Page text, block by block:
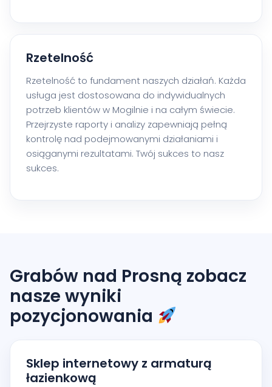
Rzetelność
Rzetelność to fundament naszych działań. Każda
usługa jest dostosowana do indywidualnych
potrzeb klientów w Mogilnie i na całym świecie.
Przejrzyste raporty i analizy zapewniają pełną
kontrolę nad podejmowanymi działaniami i
osiąganymi rezultatami. Twój sukces to nasz
sukces.
Grabów nad Prosną zobacz
nasze wyniki
pozycjonowania
Sklep internetowy z armaturą
łazienkową